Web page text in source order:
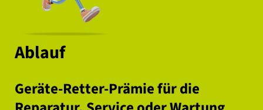
Ablauf
Geräte-Retter-Prämie für die